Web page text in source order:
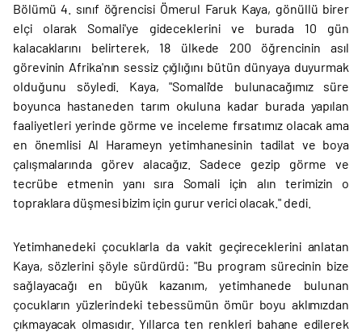
Bölümü 4. sınıf öğrencisi Ömerul Faruk Kaya, gönüllü birer
elçi olarak Somali'ye gideceklerini ve burada 10 gün
kalacaklarını belirterek, 18 ülkede 200 öğrencinin asıl
görevinin Afrika'nın sessiz çığlığını bütün dünyaya duyurmak
olduğunu söyledi. Kaya, "Somali'de bulunacağımız süre
boyunca hastaneden tarım okuluna kadar burada yapılan
faaliyetleri yerinde görme ve inceleme fırsatımız olacak ama
en önemlisi Al Harameyn yetimhanesinin tadilat ve boya
çalışmalarında görev alacağız. Sadece gezip görme ve
tecrübe etmenin yanı sıra Somali için alın terimizin o
topraklara düşmesi bizim için gurur verici olacak." dedi.
Yetimhanedeki çocuklarla da vakit geçireceklerini anlatan
Kaya, sözlerini şöyle sürdürdü: "Bu program sürecinin bize
sağlayacağı en büyük kazanım, yetimhanede bulunan
çocukların yüzlerindeki tebessümün ömür boyu aklımızdan
çıkmayacak olmasıdır. Yıllarca ten renkleri bahane edilerek